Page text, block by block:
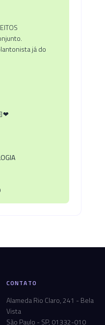
já do
CONTATO
Alameda Rio Claro, 241 - Bela
Vista
São Paulo - SP, 01332-010